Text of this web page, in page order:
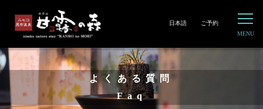
ご予約
日本語
よくある質問
Faq